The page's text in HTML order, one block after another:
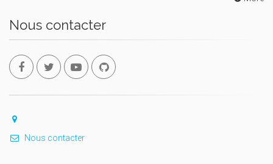
Nous contacter
Nous contacter